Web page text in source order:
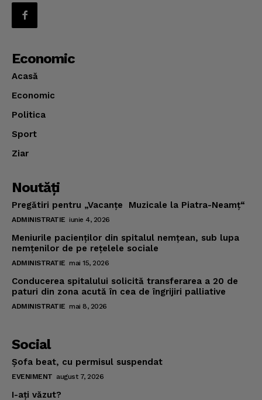
Economic
Acasă
Economic
Politica
Sport
Ziar
Noutăţi
Pregătiri pentru „Vacanţe Muzicale la Piatra-Neamţ“
ADMINISTRATIE iunie 4, 2026
Meniurile pacienţilor din spitalul nemţean, sub lupa
nemţenilor de pe reţelele sociale
ADMINISTRATIE mai 15, 2026
Conducerea spitalului solicită transferarea a 20 de
paturi din zona acută în cea de îngrijiri palliative
ADMINISTRATIE mai 8, 2026
Social
Şofa beat, cu permisul suspendat
EVENIMENT august 7, 2026
I-aţi văzut?